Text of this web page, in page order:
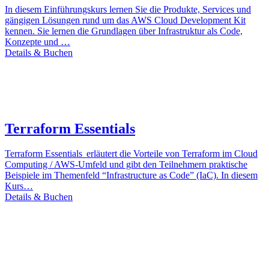
In diesem Einführungskurs lernen Sie die Produkte, Services und
gängigen Lösungen rund um das AWS Cloud Development Kit
kennen. Sie lernen die Grundlagen über Infrastruktur als Code,
Konzepte und …
Details & Buchen
Terraform Essentials
Terraform Essentials erläutert die Vorteile von Terraform im Cloud
Computing / AWS-Umfeld und gibt den Teilnehmern praktische
Beispiele im Themenfeld “Infrastructure as Code” (IaC). In diesem
Kurs…
Details & Buchen